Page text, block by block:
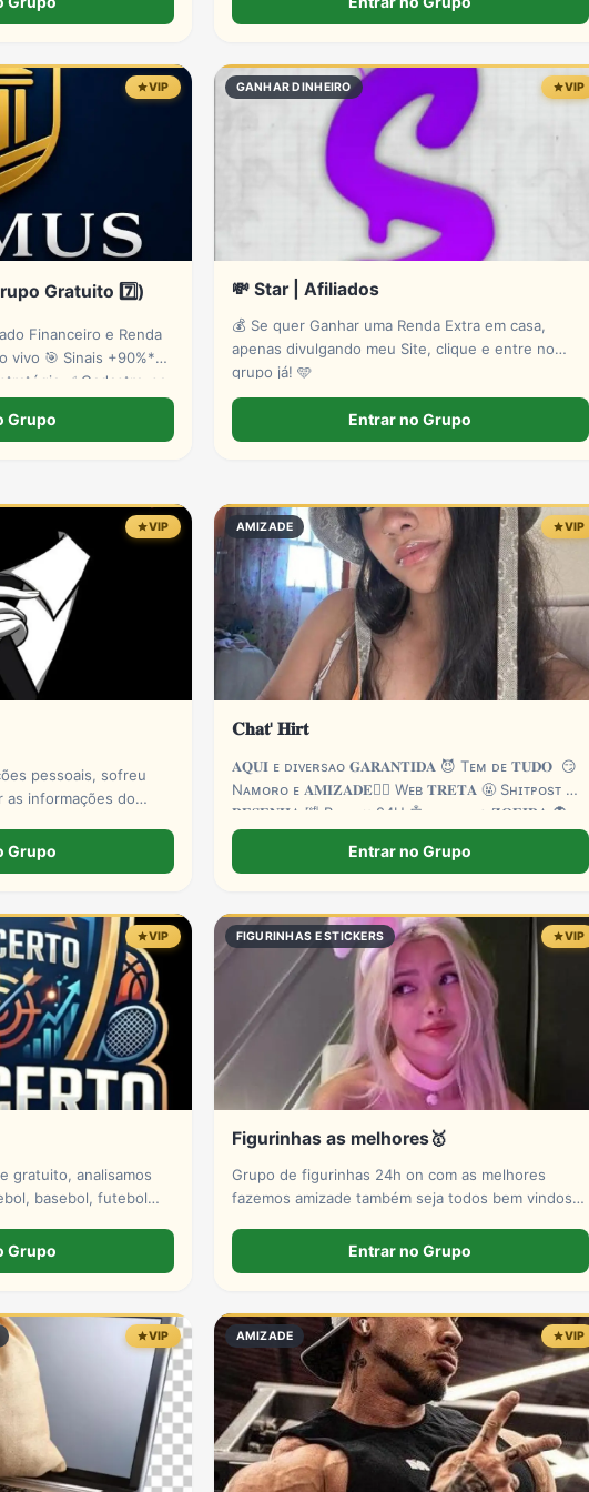
VIP
Gratuito 7️⃣)
Financeiro e Renda
se:
Grupo
GANHAR DINHEIRO VIP
💸 Star | Afiliados
💰 Se quer Ganhar uma Renda Extra em casa,
apenas divulgando meu Site, clique e entre no
grupo já! 🩵
Entrar no Grupo
VIP
pessoais, sofreu
as informações do
VIP 🎲
Grupo
AMIZADE VIP
𝐂𝐡𝐚𝐭' 𝐇𝐢𝐫𝐭
𝐀𝐐𝐔𝐈 ᴇ‌ ᴅɪᴠᴇʀsᴀ‌ᴏ 𝐆𝐀𝐑𝐀𝐍𝐓𝐈𝐃𝐀 😈 Tᴇᴍ ᴅᴇ 𝐓𝐔𝐃𝐎 😏
Nᴀᴍᴏʀᴏ ᴇ 𝐀𝐌𝐈𝐙𝐀𝐃𝐄❤️‍🔥 Wᴇʙ 𝐓𝐑𝐄𝐓𝐀 🤬 Sʜɪᴛᴘᴏsᴛ 🌀
𝐑𝐄𝐒𝐄𝐍𝐇𝐀 🤣 Bᴏᴛ ᴏɴ 24H 🤖 ᴇ ᴍᴜɪᴛᴀs 𝐙𝐎𝐄𝐈𝐑𝐀 👻
ᴍᴜɪᴛᴀs 𝐁𝐑𝐈𝐍𝐂𝐀𝐃𝐄𝐈𝐑𝐀𝐒 🌴
Entrar no Grupo
VIP
gratuito, analisamos
basebol, futebol
Grupo
FIGURINHAS E STICKERS VIP
Figurinhas as melhores🥇
Grupo de figurinhas 24h on com as melhores
fazemos amizade também seja todos bem vindos
Entrar no Grupo
VIP AMIZADE VIP